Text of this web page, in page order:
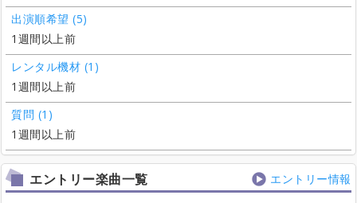
出演順希望 (5)
1週間以上前
レンタル機材 (1)
1週間以上前
質問 (1)
1週間以上前
エントリー楽曲一覧 エントリー情報